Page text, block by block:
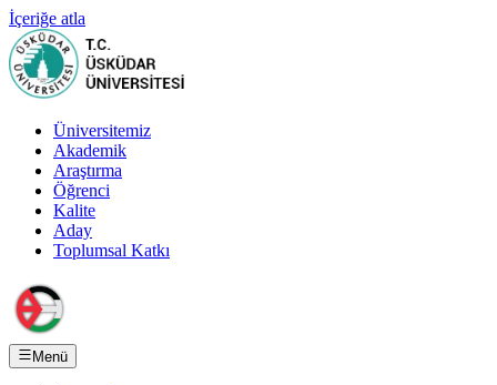
İçeriğe atla
Üniversitemiz
Akademik
Araştırma
Öğrenci
Kalite
Aday
Toplumsal Katkı
Menü